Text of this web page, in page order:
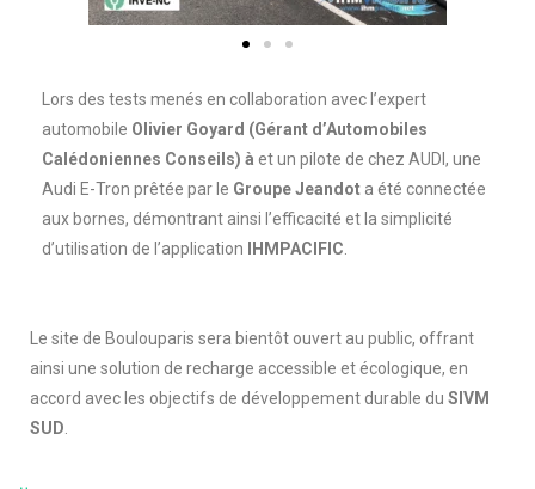
Lors des tests menés en collaboration avec l’expert
automobile Olivier Goyard (Gérant d’Automobiles
Calédoniennes Conseils) à et un pilote de chez AUDI, une
Audi E-Tron prêtée par le Groupe Jeandot a été connectée
aux bornes, démontrant ainsi l’efficacité et la simplicité
d’utilisation de l’application
IHMPACIFIC
Le site de Boulouparis sera bientôt ouvert au public, offrant
ainsi une solution de recharge accessible et écologique, en
accord avec les objectifs de développement durable du SIVM
SUD